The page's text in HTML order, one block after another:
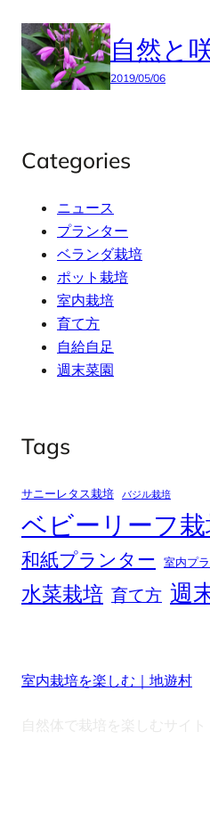
自然と
2019/05/06
Categories
ニュース
プランター
ベランダ栽培
ポット栽培
室内栽培
育て方
自給自足
週末菜園
Tags
サニーレタス栽培 バジル栽培
ベビーリーフ
和紙プランター 室内プ
水菜栽培 育て方 週
室内栽培を楽しむ｜地遊村
自然体で栽培を楽しむサイト